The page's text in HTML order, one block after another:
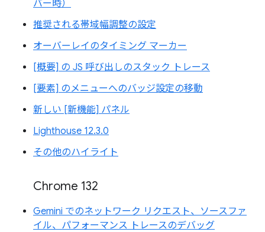
バー時）
推奨される帯域幅調整の設定
オーバーレイのタイミング マーカー
[概要] の JS 呼び出しのスタック トレース
[要素] のメニューへのバッジ設定の移動
新しい [新機能] パネル
Lighthouse 12.3.0
その他のハイライト
Chrome 132
Gemini でのネットワーク リクエスト、ソースファ
イル、パフォーマンス トレースのデバッグ